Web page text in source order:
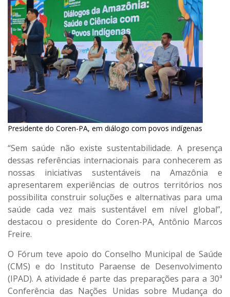
Presidente do Coren-PA, em diálogo com povos indígenas
“Sem saúde não existe sustentabilidade. A presença
dessas referências internacionais para conhecerem as
nossas iniciativas sustentáveis na Amazônia e
apresentarem experiências de outros territórios nos
possibilita construir soluções e alternativas para uma
saúde cada vez mais sustentável em nível global”,
destacou o presidente do Coren-PA, Antônio Marcos
Freire.
O Fórum teve apoio do Conselho Municipal de Saúde
(CMS) e do Instituto Paraense de Desenvolvimento
(IPAD). A atividade é parte das preparações para a 30ª
Conferência das Nações Unidas sobre Mudança do